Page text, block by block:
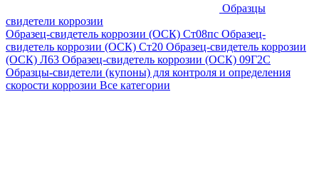
Образцы
свидетели коррозии
Образец-свидетель коррозии (ОСК) Ст08пс Образец-
свидетель коррозии (ОСК) Ст20 Образец-свидетель коррозии
(ОСК) Л63 Образец-свидетель коррозии (ОСК) 09Г2С
Образцы-свидетели (купоны) для контроля и определения
скорости коррозии Все категории